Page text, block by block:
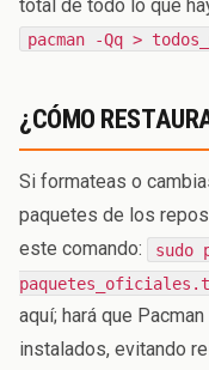
total de todo lo que
pacman -Qq >
¿CÓMO
Si formateas o
paquetes de los
este comando:
sudo
aquí; hará que
instalados, evitando